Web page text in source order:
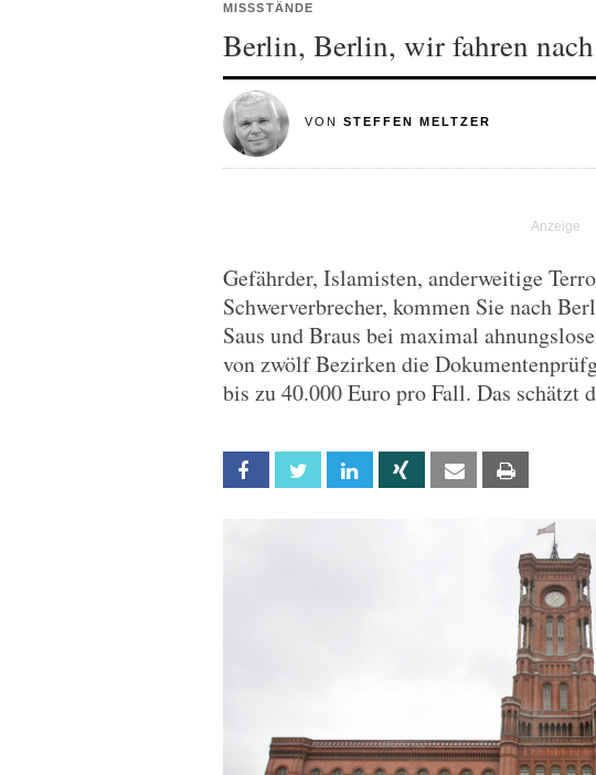
MISSSTÄNDE
Berlin, Berlin, wir fahren
VON STEFFEN MELTZER
Gefährder, Islamisten, anderweitige
Schwerverbrecher, kommen Sie nach
Saus und Braus bei maximal
von zwölf Bezirken die
bis zu 40.000 Euro pro Fall. Das schätzt
Facebook Twitter Linkedin Xing Email